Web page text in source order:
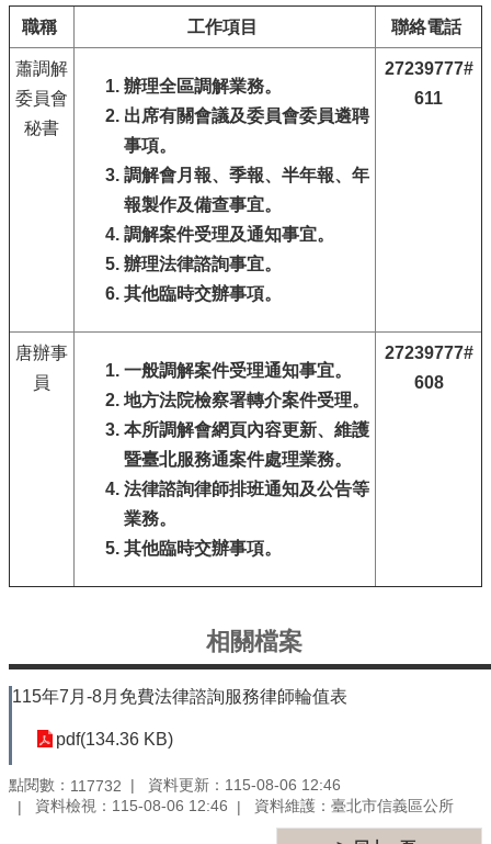
職稱 工作項目 聯絡電話
蕭調解
委員會
秘書
辦理全區調解業務。
出席有關會議及委員會委員遴聘
事項。
調解會月報、季報、半年報、年
報製作及備查事宜。
調解案件受理及通知事宜。
辦理法律諮詢事宜。
其他臨時交辦事項。
27239777#
611
唐辦事
員
一般調解案件受理通知事宜。
地方法院檢察署轉介案件受理。
本所調解會網頁內容更新、維護
暨臺北服務通案件處理業務。
法律諮詢律師排班通知及公告等
業務。
其他臨時交辦事項。
27239777#
608
相關檔案
115年7月-8月免費法律諮詢服務律師輪值表
pdf(134.36 KB)
點閱數： 117732
資料更新：115-08-06 12:46
資料檢視：115-08-06 12:46
資料維護：臺北市信義區公所